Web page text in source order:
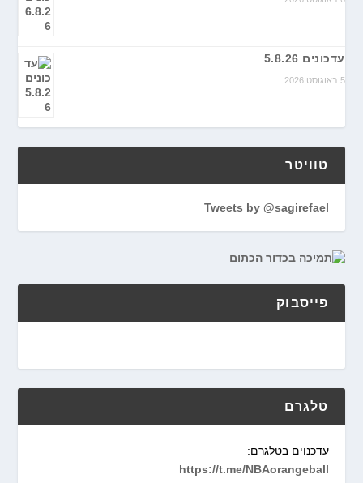
עדכונים 5.8.26
5 באוגוסט 2026
טוויטר
Tweets by @sagirefael
פייסבוק
טלגרם
עדכנוים בטלגרם:
https://t.me/NBAorangeball